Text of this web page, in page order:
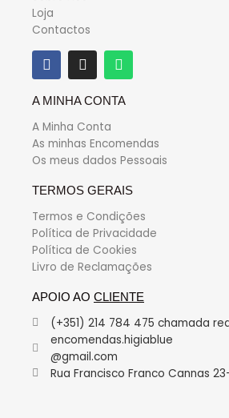
Loja
Contactos
A MINHA CONTA
A Minha Conta
As minhas Encomendas
Os meus dados Pessoais
TERMOS GERAIS
Termos e Condições
Política de Privacidade
Política de Cookies
Livro de Reclamações
APOIO AO CLIENTE
(+351) 214 784 475 chamada
encomendas.higiablue
@gmail.com
Rua Francisco Franco Cannas